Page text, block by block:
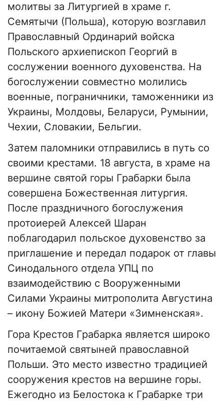
молитвы за Литургией в храме г.
Семятычи (Польша), которую возглавил
Православный Ординарий войска
Польского архиепископ Георгий в
сослужении военного духовенства. На
богослужении совместно молились
военные, пограничники, таможенники из
Украины, Молдовы, Беларуси, Румынии,
Чехии, Словакии, Бельгии.
Затем паломники отправились в путь со
своими крестами. 18 августа, в храме на
вершине святой горы Грабарки была
совершена Божественная литургия.
После праздничного богослужения
протоиерей Алексей Шаран
поблагодарил польское духовенство за
приглашение и передал подарок от главы
Синодального отдела УПЦ по
взаимодействию с Вооруженными
Силами Украины митрополита Августина
– икону Божией Матери «Зимненская».
Гора Крестов Грабарка является широко
почитаемой святыней православной
Польши. Это место известно традицией
сооружения крестов на вершине горы.
Ежегодно из Белостока к Грабарке три